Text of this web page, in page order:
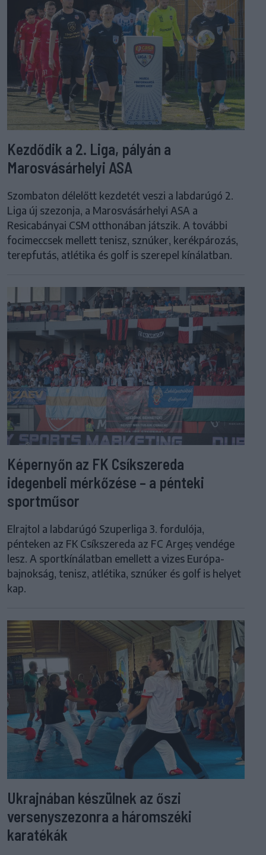
Kezdődik a 2. Liga, pályán a
Marosvásárhelyi ASA
Szombaton délelőtt kezdetét veszi a labdarúgó 2.
Liga új szezonja, a Marosvásárhelyi ASA a
Resicabányai CSM otthonában játszik. A további
focimeccsek mellett tenisz, sznúker, kerékpározás,
terepfutás, atlétika és golf is szerepel kínálatban.
Képernyőn az FK Csíkszereda
idegenbeli mérkőzése – a pénteki
sportműsor
Elrajtol a labdarúgó Szuperliga 3. fordulója,
pénteken az FK Csíkszereda az FC Argeș vendége
lesz. A sportkínálatban emellett a vizes Európa-
bajnokság, tenisz, atlétika, sznúker és golf is helyet
kap.
Ukrajnában készülnek az őszi
versenyszezonra a háromszéki
karatékák